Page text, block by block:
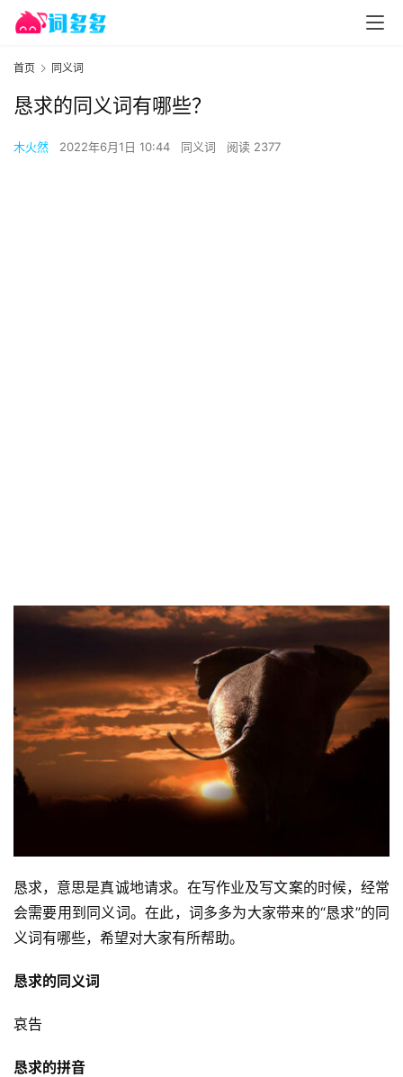
首页 同义词
恳求的同义词有哪些？
木火然 2022年6月1日 10:44 同义词 阅读 2377
恳求，意思是真诚地请求。在写作业及写文案的时候，经常
会需要用到同义词。在此，词多多为大家带来的“恳求”的同
义词有哪些，希望对大家有所帮助。
恳求的同义词
哀告
恳求的拼音